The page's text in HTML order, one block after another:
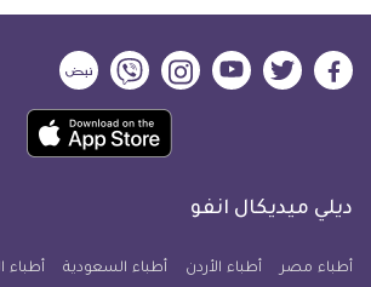
ديلي
فيسبوك
ديلي
تويتر
ديلي
ميديكال
يوتيوب
ديلي
ميديكال
انفو
ديلي
ميديكال
انفو
ديلي
ميديكال
انفو
حمل
تطبيق
معلومة
ديلي ميديكال انفو
أطباء مصر أطباء الأردن أطباء السعودية أطباء